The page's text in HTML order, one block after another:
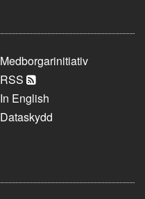
Medborgarinitiativ
RSS
In English
Dataskydd